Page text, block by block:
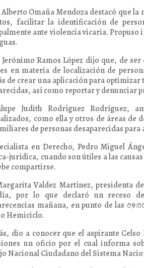
Omaña Mendoza destacó que la
facilitar la identificación de
ante violencia vicaria. Propuso
Jerónimo Ramos López dijo que, de
en materia de localización de
de crear una aplicación para
así como reportar y denunciar
Judith Rodríguez Rodríguez,
como ella y otros de áreas
de personas desaparecidas para
en Derecho, Pedro Miguel
jurídica, cuando son útiles a las
compartirse.
Valdez Martínez, presidenta
por lo que declaró un receso
mañana, en punto de las
Hemiciclo.
dio a conocer que el aspirante
un oficio por el cual informa
Nacional Ciudadano del Sistema